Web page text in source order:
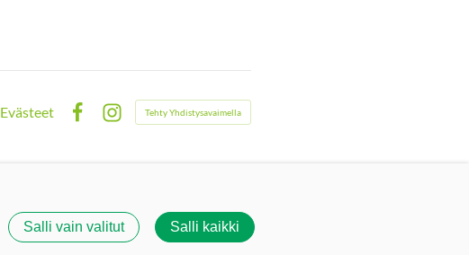
Evästeet
Instagram
Tehty Yhdistysavaimella
Salli vain valitut Salli kaikki